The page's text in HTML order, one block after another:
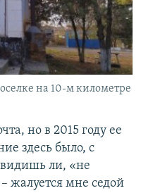
на 10-м километре
но в 2015 году ее
здесь было, с
видишь ли, «не
жалуется мне седой